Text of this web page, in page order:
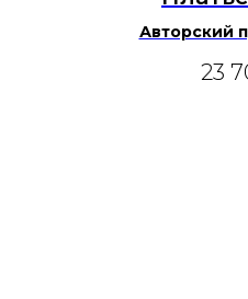
Авторский
23